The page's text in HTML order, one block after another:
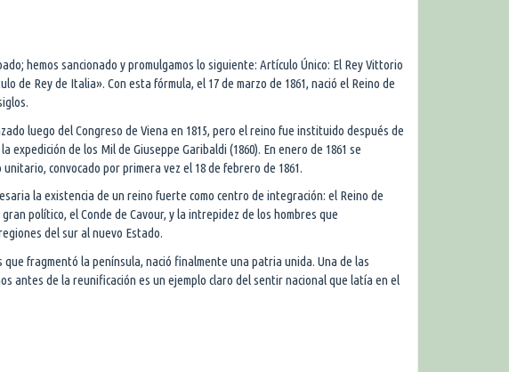
hemos sancionado y promulgamos lo siguiente: Artículo Único: El Rey Vittorio
de Rey de Italia». Con esta fórmula, el 17 de marzo de 1861, nació el Reino de
luego del Congreso de Viena en 1815, pero el reino fue instituido después de
expedición de los Mil de Giuseppe Garibaldi (1860). En enero de 1861 se
convocado por primera vez el 18 de febrero de 1861.
la existencia de un reino fuerte como centro de integración: el Reino de
político, el Conde de Cavour, y la intrepidez de los hombres que
del sur al nuevo Estado.
fragmentó la península, nació finalmente una patria unida. Una de las
antes de la reunificación es un ejemplo claro del sentir nacional que latía en el